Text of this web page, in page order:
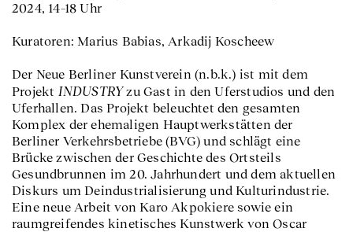
2024, 14–18 Uhr
Kuratoren: Marius Babias, Arkadij Koscheew
Der Neue Berliner Kunstverein (n.b.k.) ist mit dem
Projekt INDUSTRYzu Gast in den Uferstudios und den
Uferhallen. Das Projekt beleuchtet den gesamten
Komplex der ehemaligen Hauptwerkstätten der
Berliner Verkehrsbetriebe (BVG) und schlägt eine
Brücke zwischen der Geschichte des Ortsteils
Gesundbrunnen im 20. Jahrhundert und dem aktuellen
Diskurs um Deindustrialisierung und Kulturindustrie.
Eine neue Arbeit von Karo Akpokiere sowie ein
raumgreifendes kinetisches Kunstwerk von Oscar